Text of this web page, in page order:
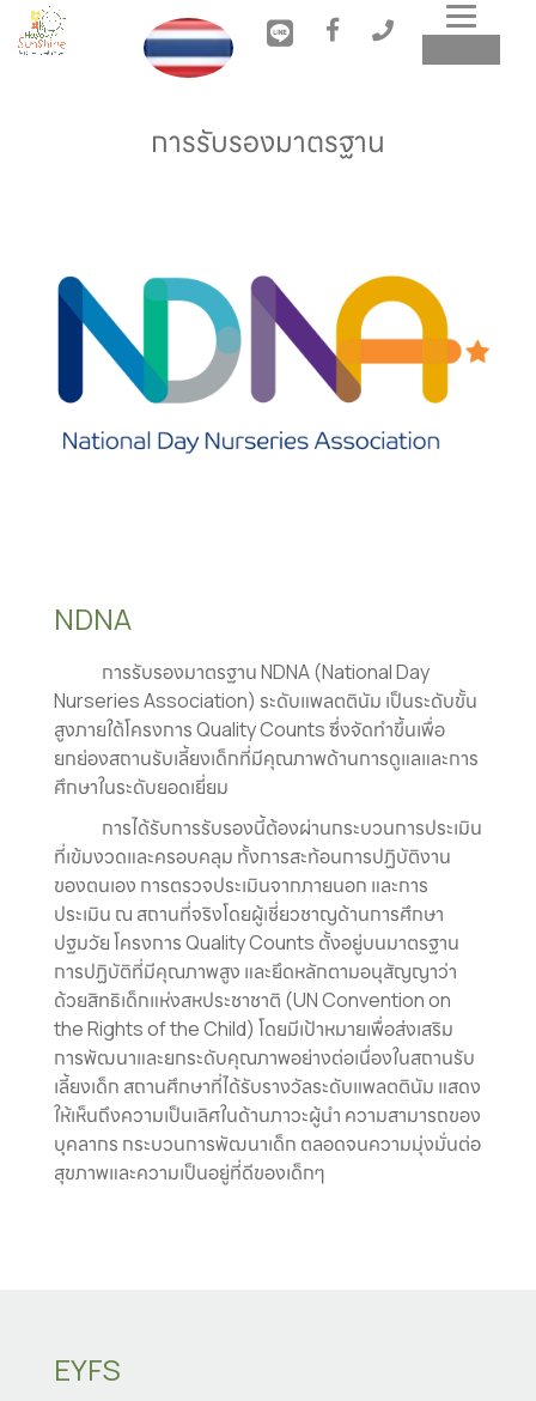
การรับรองมาตรฐาน
NDNA
การรับรองมาตรฐาน NDNA (National Day
Nurseries Association) ระดับแพลตตินัม เป็นระดับขั้น
สูงภายใต้โครงการ Quality Counts ซึ่งจัดทำขึ้นเพื่อ
ยกย่องสถานรับเลี้ยงเด็กที่มีคุณภาพด้านการดูแลและการ
ศึกษาในระดับยอดเยี่ยม
การได้รับการรับรองนี้ต้องผ่านกระบวนการประเมิน
ที่เข้มงวดและครอบคลุม ทั้งการสะท้อนการปฏิบัติงาน
ของตนเอง การตรวจประเมินจากภายนอก และการ
ประเมิน ณ สถานที่จริงโดยผู้เชี่ยวชาญด้านการศึกษา
ปฐมวัย โครงการ Quality Counts ตั้งอยู่บนมาตรฐาน
การปฏิบัติที่มีคุณภาพสูง และยึดหลักตามอนุสัญญาว่า
ด้วยสิทธิเด็กแห่งสหประชาชาติ (UN Convention on
the Rights of the Child) โดยมีเป้าหมายเพื่อส่งเสริม
การพัฒนาและยกระดับคุณภาพอย่างต่อเนื่องในสถานรับ
เลี้ยงเด็ก สถานศึกษาที่ได้รับรางวัลระดับแพลตตินัม แสดง
ให้เห็นถึงความเป็นเลิศในด้านภาวะผู้นำ ความสามารถของ
บุคลากร กระบวนการพัฒนาเด็ก ตลอดจนความมุ่งมั่นต่อ
สุขภาพและความเป็นอยู่ที่ดีของเด็กๆ
EYFS